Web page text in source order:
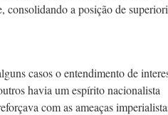
a posição de
casos o entendimento de
havia um espírito nacionalista
com as ameaças